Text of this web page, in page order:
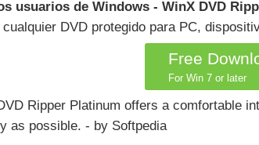
usuarios de Windows - WinX DVD
cualquier DVD protegido para PC,
Free
For Win 7 or later
Ripper Platinum offers a comfortable
as possible. - by Softpedia